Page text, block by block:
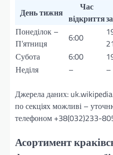
День тижня
Час
відкриття
Понеділок –
П’ятниця
6:00
Субота
6:00
Неділя
– –
Джерела даних:
по секціях можливі –
телефоном +38(032)233-
Асортимент